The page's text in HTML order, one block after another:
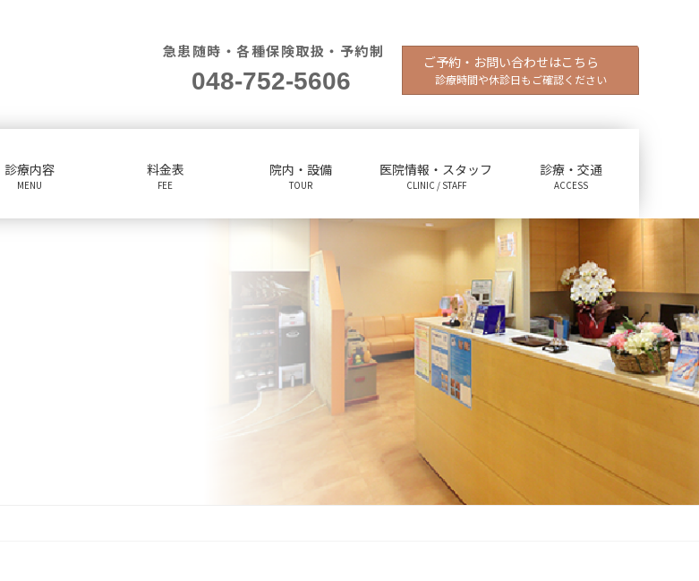
急患随時・各種保険取扱・予約制
048-752-5606
ご予約・お問い合わせはこちら
診療時間や休診日もご確認ください
診療内容
MENU
料金表
FEE
院内・設備
TOUR
医院情報・スタッフ
CLINIC / STAFF
診療・交通
ACCESS